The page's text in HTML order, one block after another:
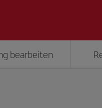
bearbeiten